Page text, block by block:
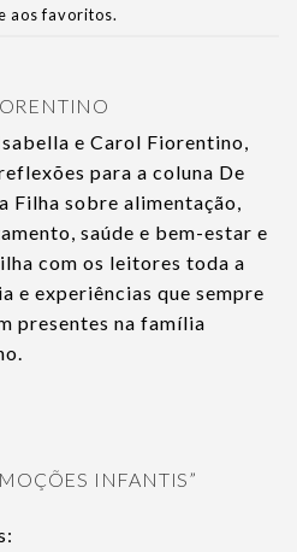
aos favoritos.
e Carol Fiorentino,
para a coluna De
Filha sobre alimentação,
saúde e bem-estar e
com os leitores toda a
e experiências que sempre
presentes na família
INFANTIS”